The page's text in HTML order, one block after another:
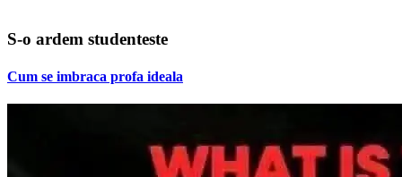
S-o ardem studenteste
Cum se imbraca profa ideala